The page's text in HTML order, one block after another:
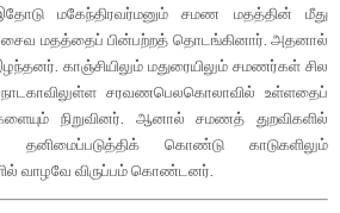
மகேந்திரவர்மனும் சமண மதத்தின் மீது
சைவ மதத்தைப் பின்பற்றத் தொடங்கினார். அதனால்
காஞ்சியிலும் மதுரையிலும் சமணர்கள் சில
சரவணபெலகொலாவில் உள்ளதைப்
நிறுவினர். ஆனால் சமணத் துறவிகளில்
கொண்டு காடுகளிலும்
வாழவே விருப்பம் கொண்டனர்.